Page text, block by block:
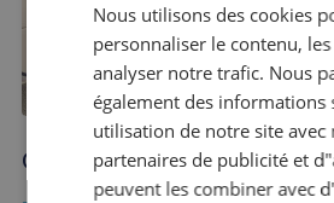
Good coffee, happy people!
Nous utilisons des cookies
personnaliser le contenu,
analyser notre trafic. Nous
également des informations
utilisation de notre site avec
partenaires de publicité et
peuvent les combiner avec